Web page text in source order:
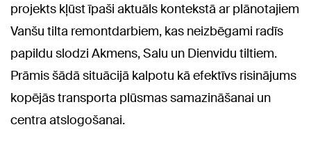
projekts kļūst īpaši aktuāls kontekstā ar plānotajiem
Vanšu tilta remontdarbiem, kas neizbēgami radīs
papildu slodzi Akmens, Salu un Dienvidu tiltiem.
Prāmis šādā situācijā kalpotu kā efektīvs risinājums
kopējās transporta plūsmas samazināšanai un
centra atslogošanai.